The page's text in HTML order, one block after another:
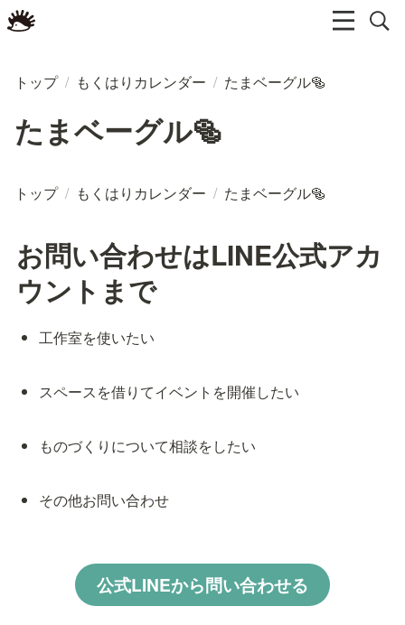
トップ / もくはりカレンダー / たまベーグル🥯
たまベーグル🥯
トップ / もくはりカレンダー / たまベーグル🥯
お問い合わせはLINE公式アカ
ウントまで
工作室を使いたい
スペースを借りてイベントを開催したい
ものづくりについて相談をしたい
その他お問い合わせ
公式LINEから問い合わせる